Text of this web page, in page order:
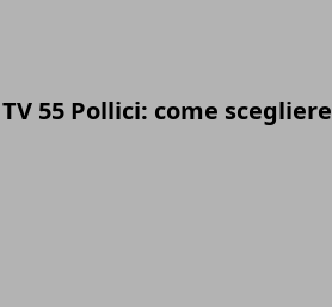
55 Pollici: come